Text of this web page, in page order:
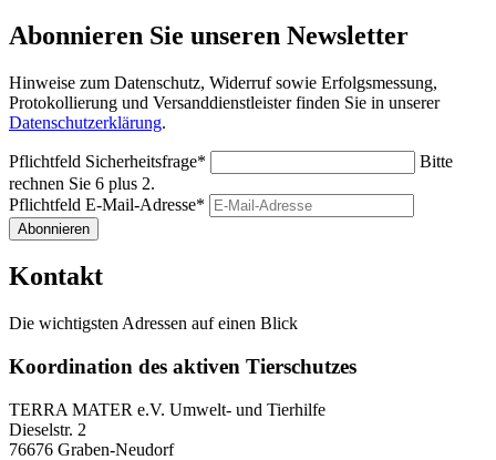
Abonnieren Sie unseren Newsletter
Hinweise zum Datenschutz, Widerruf sowie Erfolgsmessung,
Protokollierung und Versanddienstleister finden Sie in unserer
Datenschutzerklärung.
Pflichtfeld Sicherheitsfrage*
Bitte
rechnen Sie 6 plus 2.
Pflichtfeld E-Mail-Adresse*
Abonnieren
Kontakt
Die wichtigsten Adressen auf einen Blick
Koordination des aktiven Tierschutzes
TERRA MATER e.V. Umwelt- und Tierhilfe
Dieselstr. 2
76676 Graben-Neudorf